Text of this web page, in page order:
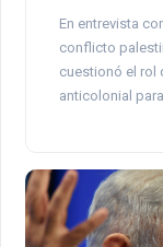
En entrevista
conflicto
cuestionó el rol
anticolonial